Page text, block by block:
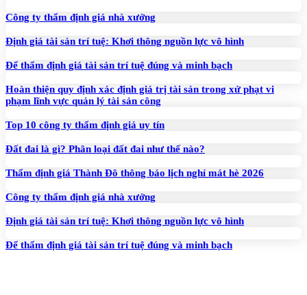
Công ty thẩm định giá nhà xưởng
Định giá tài sản trí tuệ: Khơi thông nguồn lực vô hình
Để thẩm định giá tài sản trí tuệ đúng và minh bạch
Hoàn thiện quy định xác định giá trị tài sản trong xử phạt vi
phạm lĩnh vực quản lý tài sản công
Top 10 công ty thẩm định giá uy tín
Đất đai là gì? Phân loại đất đai như thế nào?
Thẩm định giá Thành Đô thông báo lịch nghỉ mát hè 2026
Công ty thẩm định giá nhà xưởng
Định giá tài sản trí tuệ: Khơi thông nguồn lực vô hình
Để thẩm định giá tài sản trí tuệ đúng và minh bạch